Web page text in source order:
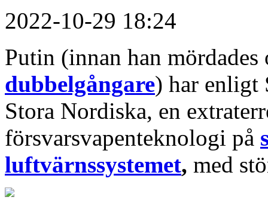
2022-10-29 18:24
Putin (innan han mördades
dubbelgångare) har enligt
Stora Nordiska, en
försvarsvapenteknologi på
luftvärnssystemet, med